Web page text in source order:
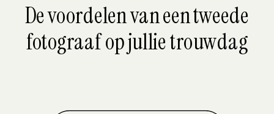
De voordelen van een tweede
fotograaf op jullie trouwdag